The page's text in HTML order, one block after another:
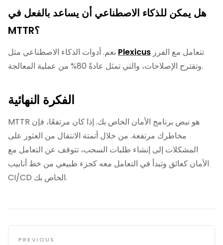
هل يمكن للذكاء الاصطناعي أن يساعد بالفعل في
MTTR؟
Plexicus
وتقترح الإصلاحات، والتي تمثل عادةً 80% من عملية المعالجة.
الفكرة النهائية
MTTR هو نبض برنامج الأمان الخاص بك. إذا كان مرتفعًا، فإن
مخاطرك مرتفعة. من خلال أتمتة الانتقال من العثور على
المشكلات إلى إنشاء طلبات السحب، تتوقف عن التعامل مع
الأمان كعائق وتبدأ في التعامل معه كجزء طبيعي من خط أنابيب
CI/CD الخاص بك.
PREVIOUS